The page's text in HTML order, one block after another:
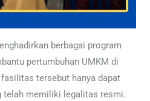
berbagai program
pertumbuhan UMKM di
tersebut hanya dapat
telah memiliki legalitas resmi.